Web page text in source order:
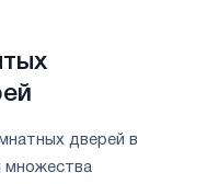
дверей в
множества